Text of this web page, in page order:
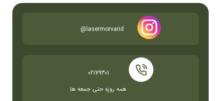
lasermorvarid@
02179301
ھمه روزه حتی جمعه ھا